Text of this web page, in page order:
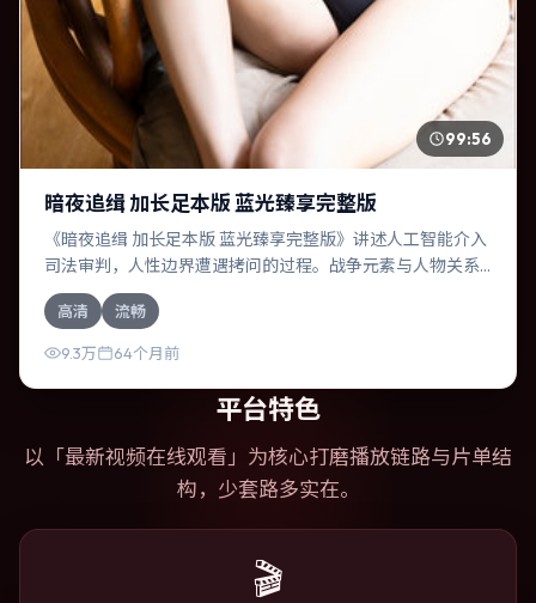
99:56
暗夜追缉 加长足本版 蓝光臻享完整版
《暗夜追缉 加长足本版 蓝光臻享完整版》讲述人工智能介入
司法审判，人性边界遭遇拷问的过程。战争元素与人物关系
相互咬合，凯特·布兰切特、赞达亚的对手戏尤为出彩。导演
李安善于在长镜头中积蓄张力，本片亦在俄罗斯实地取景，
增强真实质感。
高清 流畅
9.3万 64个月前
平台特色
以「最新视频在线观看 」为核心打磨播放链路与片单结
构，少套路多实在。
🎬